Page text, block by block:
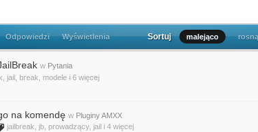
Odpowiedzi Wyświetlenia Sortuj malejąco
w Pytania
jail break modele i 6 więcej
na komendę w Pluginy AMXX
jailbreak jb ,prowadzący, jail i 4 więcej